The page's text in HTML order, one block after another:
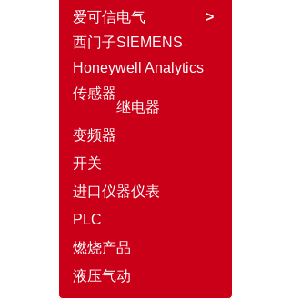
爱可信电气
>
西门子SIEMENS
Honeywell Analytics
传感器
继电器
变频器
开关
进口仪器仪表
PLC
燃烧产品
液压气动